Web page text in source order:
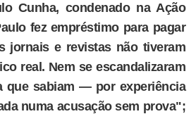
Cunha, condenado na Ação
fez empréstimo para pagar
jornais e revistas não tiveram
real. Nem se escandalizaram
que sabiam — por experiência
numa acusação sem prova";